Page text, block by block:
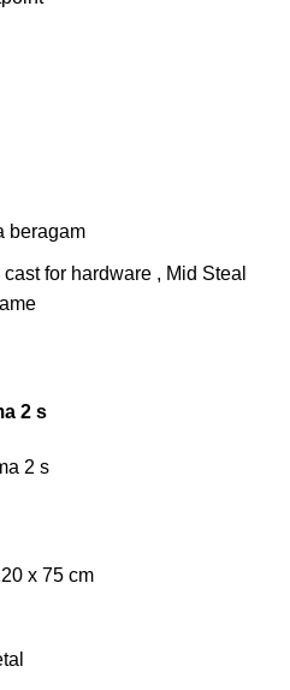
beragam
for hardware , Mid Steal
2 s
x 75 сm